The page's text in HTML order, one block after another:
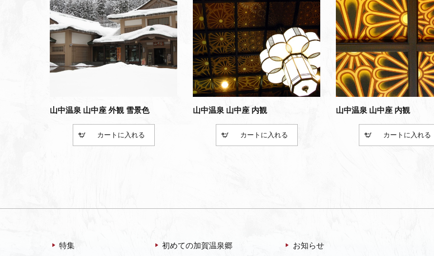
山中温泉 山中座 外観 雪景色
カート
山中温泉 山中座 内観
カート
山中温泉 山中座 内観
カート
特集 初めての加賀温泉郷 お知らせ